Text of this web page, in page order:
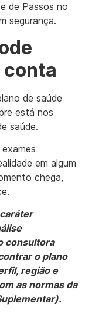
de Passos no
segurança.
conta
de saúde
está nos
saúde.
em algum
chega,
consultora
o plano
região e
as normas da